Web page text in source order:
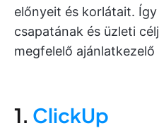
előnyeit és korlátait.
csapatának és üzleti
megfelelő
1. ClickUp